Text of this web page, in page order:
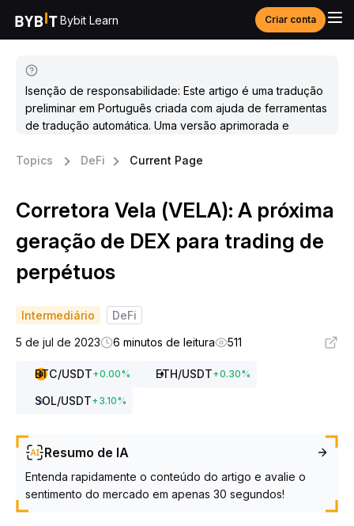
Bybit Learn Criar conta
Isenção de responsabilidade: Este artigo é uma tradução
preliminar em Português criada com ajuda de ferramentas
de tradução automática. Uma versão aprimorada e
Topics
DeFi Current Page
Corretora Vela (VELA): A próxima
geração de DEX para trading de
perpétuos
Intermediário
DeFi
5 de jul de 2023
6 minutos de leitura 511
BTC/USDT+0.00% ETH/USDT+0.30%
SOL/USDT+3.10%
Resumo de IA
Entenda rapidamente o conteúdo do artigo e avalie o
sentimento do mercado em apenas 30 segundos!